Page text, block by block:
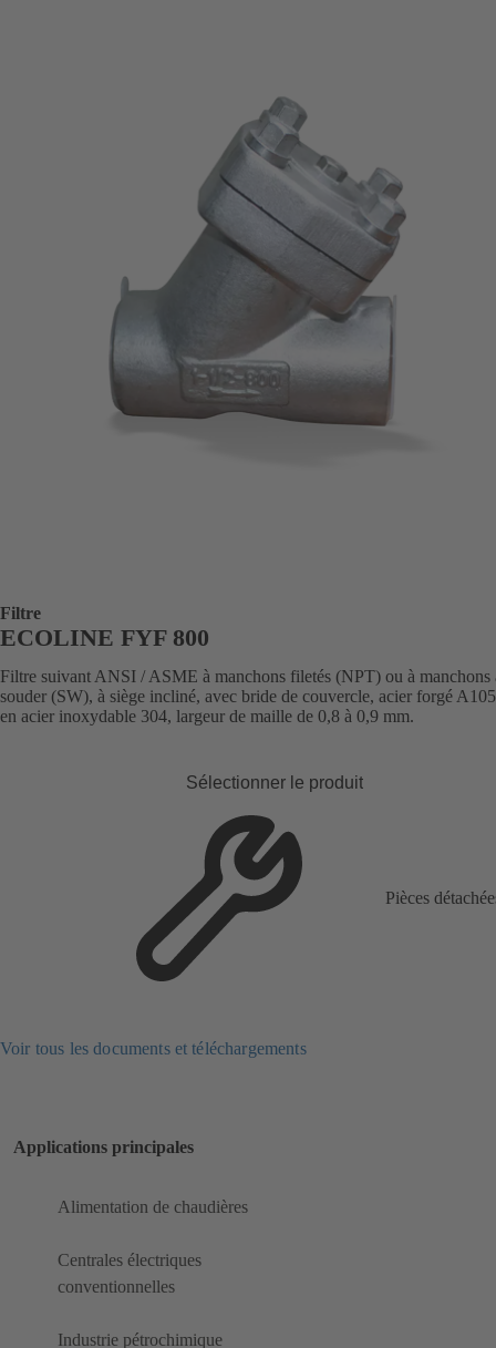
Filtre
ECOLINE FYF 800
Filtre suivant ANSI / ASME à manchons filetés (NPT) ou à manchons
souder (SW), à siège incliné, avec bride de couvercle, acier forgé
en acier inoxydable 304, largeur de maille de 0,8 à 0,9 mm.
Sélectionner le produit
Pièces
Voir tous les documents et téléchargements
Applications principales
Alimentation de chaudières
Centrales électriques
conventionnelles
Industrie pétrochimique